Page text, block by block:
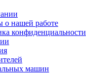
о нашей работе
конфиденциальности
машин